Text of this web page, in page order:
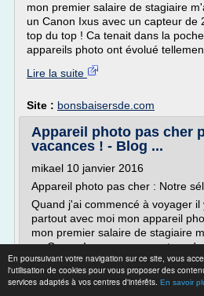
En poursuivant votre navigation sur ce site, vous
l'utilisation de cookies pour vous proposer des
services adaptés à vos centres d'intérêts. En savoir
mon premier salaire de stagiaire
un Canon Ixus avec un capteur de
top du top ! Ca tenait dans la
appareils photo ont évolué
Lire la suite
Site : bonsbaisersde.com
Appareil photo pas cher
vacances ! - Blog ...
mikael 10 janvier 2016
Appareil photo pas cher : Notre
Quand j'ai commencé à voyager
partout avec moi mon appareil
mon premier salaire de stagiaire
un Canon Ixus avec un capteur
le top du top ! Ca tenait dans la
appareils photo ont évolué